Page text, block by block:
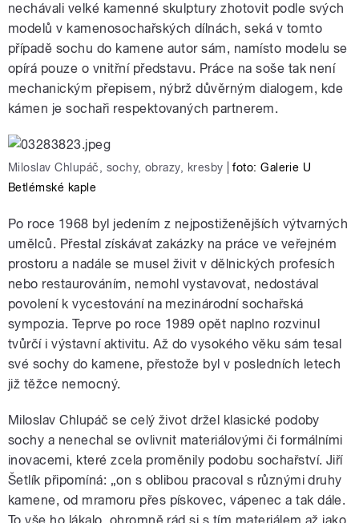
pause
nechávali velké kamenné skulptury zhotovit podle svých
modelů v kamenosochařských dílnách, seká v tomto
případě sochu do kamene autor sám, namísto modelu se
opírá pouze o vnitřní představu. Práce na soše tak není
mechanickým přepisem, nýbrž důvěrným dialogem, kde
kámen je sochaři respektovaných partnerem.
Miloslav Chlupáč, sochy, obrazy, kresby
foto: Galerie U
Betlémské kaple
Po roce 1968 byl jedením z nejpostiženějších výtvarných
umělců. Přestal získávat zakázky na práce ve veřejném
prostoru a nadále se musel živit v dělnických profesích
nebo restaurováním, nemohl vystavovat, nedostával
povolení k vycestování na mezinárodní sochařská
sympozia. Teprve po roce 1989 opět naplno rozvinul
tvůrčí i výstavní aktivitu. Až do vysokého věku sám tesal
své sochy do kamene, přestože byl v posledních letech
již těžce nemocný.
Miloslav Chlupáč se celý život držel klasické podoby
sochy a nenechal se ovlivnit materiálovými či formálními
inovacemi, které zcela proměnily podobu sochařství. Jiří
Šetlík připomíná: „on s oblibou pracoval s různými druhy
kamene, od mramoru přes pískovec, vápenec a tak dále.
To vše ho lákalo, ohromně rád si s tím materiálem až jako